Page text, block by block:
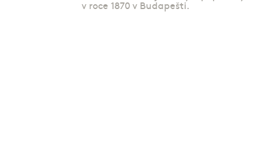
v roce 1870 v Budapešti.